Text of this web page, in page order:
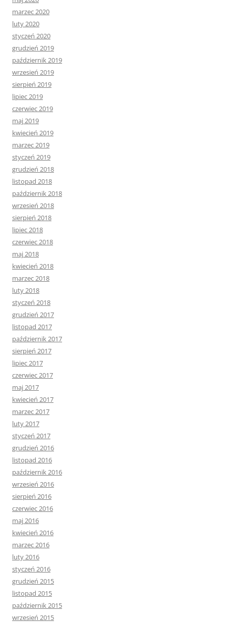
marzec 2020
luty 2020
styczeń 2020
grudzień 2019
październik 2019
wrzesień 2019
sierpień 2019
lipiec 2019
czerwiec 2019
maj 2019
kwiecień 2019
marzec 2019
styczeń 2019
grudzień 2018
listopad 2018
październik 2018
wrzesień 2018
sierpień 2018
lipiec 2018
czerwiec 2018
maj 2018
kwiecień 2018
marzec 2018
luty 2018
styczeń 2018
grudzień 2017
listopad 2017
październik 2017
sierpień 2017
lipiec 2017
czerwiec 2017
maj 2017
kwiecień 2017
marzec 2017
luty 2017
styczeń 2017
grudzień 2016
listopad 2016
październik 2016
wrzesień 2016
sierpień 2016
czerwiec 2016
maj 2016
kwiecień 2016
marzec 2016
luty 2016
styczeń 2016
grudzień 2015
listopad 2015
październik 2015
wrzesień 2015